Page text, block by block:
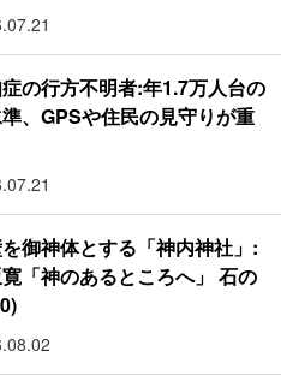
の行方不明者:年1.7万人台の
、GPSや住民の見守りが重
御神体とする「神内神社」:
「神のあるところへ」 石の